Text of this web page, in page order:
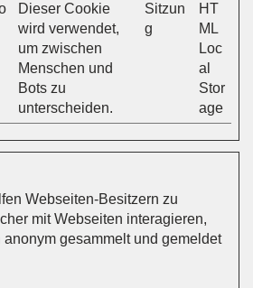
Dieser Cookie
wird verwendet,
um zwischen
Menschen und
Bots zu
unterscheiden.
Sitzun
g
HT
ML
Loc
al
Stor
age
Webseiten-Besitzern zu
mit Webseiten interagieren,
gesammelt und gemeldet